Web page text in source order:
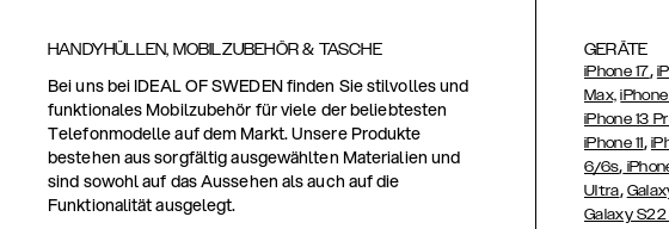
HANDYHÜLLEN, MOBILZUBEHÖR & TASCHE
Bei uns bei IDEAL OF SWEDEN finden Sie stilvolles und
funktionales Mobilzubehör für viele der beliebtesten
Telefonmodelle auf dem Markt. Unsere Produkte
bestehen aus sorgfältig ausgewählten Materialien und
sind sowohl auf das Aussehen als auch auf die
Funktionalität ausgelegt.
GERÄTE
iPhone 17,
Max, iPhone
iPhone 13
iPhone 11,
6/6s,
Ultra,
Galaxy